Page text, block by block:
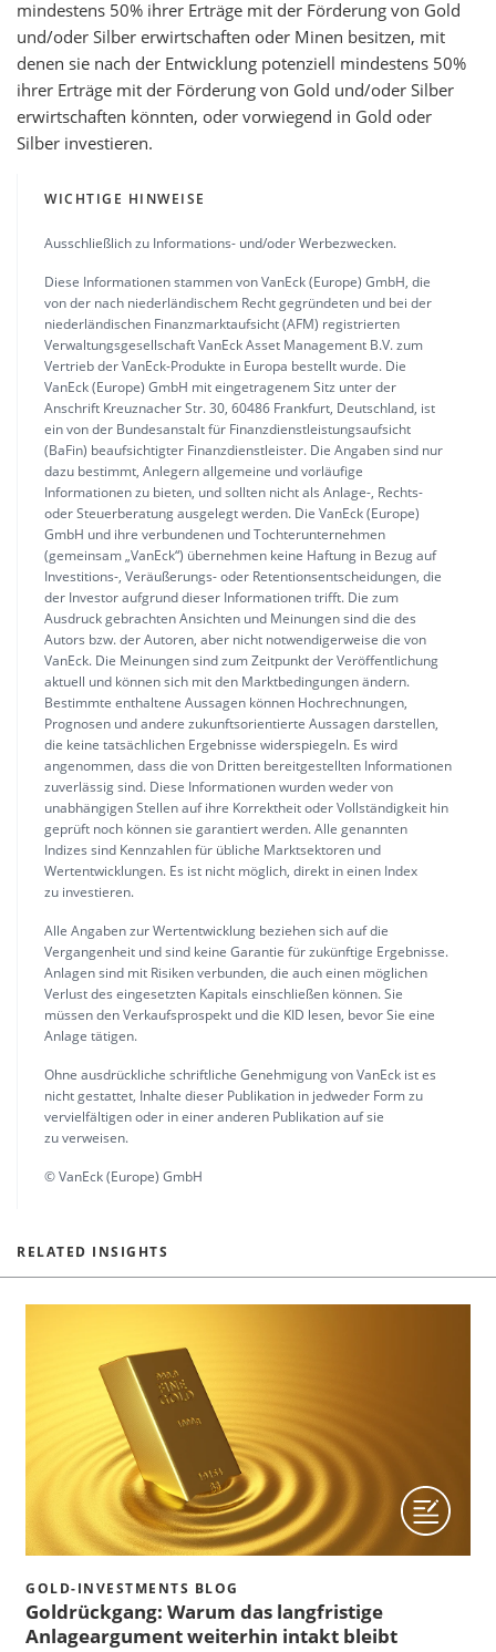
mindestens 50% ihrer Erträge mit der Förderung von Gold
und/oder Silber erwirtschaften oder Minen besitzen, mit
denen sie nach der Entwicklung potenziell mindestens 50%
ihrer Erträge mit der Förderung von Gold und/oder Silber
erwirtschaften könnten, oder vorwiegend in Gold oder
Silber investieren.
WICHTIGE HINWEISE
Ausschließlich zu Informations- und/oder Werbezwecken.
Diese Informationen stammen von VanEck (Europe) GmbH, die
von der nach niederländischem Recht gegründeten und bei der
niederländischen Finanzmarktaufsicht (AFM) registrierten
Verwaltungsgesellschaft VanEck Asset Management B.V. zum
Vertrieb der VanEck-Produkte in Europa bestellt wurde. Die
VanEck (Europe) GmbH mit eingetragenem Sitz unter der
Anschrift Kreuznacher Str. 30, 60486 Frankfurt, Deutschland, ist
ein von der Bundesanstalt für Finanzdienstleistungsaufsicht
(BaFin) beaufsichtigter Finanzdienstleister. Die Angaben sind nur
dazu bestimmt, Anlegern allgemeine und vorläufige
Informationen zu bieten, und sollten nicht als Anlage-, Rechts-
oder Steuerberatung ausgelegt werden. Die VanEck (Europe)
GmbH und ihre verbundenen und Tochterunternehmen
(gemeinsam „VanEck“) übernehmen keine Haftung in Bezug auf
Investitions-, Veräußerungs- oder Retentionsentscheidungen, die
der Investor aufgrund dieser Informationen trifft. Die zum
Ausdruck gebrachten Ansichten und Meinungen sind die des
Autors bzw. der Autoren, aber nicht notwendigerweise die von
VanEck. Die Meinungen sind zum Zeitpunkt der Veröffentlichung
aktuell und können sich mit den Marktbedingungen ändern.
Bestimmte enthaltene Aussagen können Hochrechnungen,
Prognosen und andere zukunftsorientierte Aussagen darstellen,
die keine tatsächlichen Ergebnisse widerspiegeln. Es wird
angenommen, dass die von Dritten bereitgestellten Informationen
zuverlässig sind. Diese Informationen wurden weder von
unabhängigen Stellen auf ihre Korrektheit oder Vollständigkeit hin
geprüft noch können sie garantiert werden. Alle genannten
Indizes sind Kennzahlen für übliche Marktsektoren und
Wertentwicklungen. Es ist nicht möglich, direkt in einen Index
zu investieren.
Alle Angaben zur Wertentwicklung beziehen sich auf die
Vergangenheit und sind keine Garantie für zukünftige Ergebnisse.
Anlagen sind mit Risiken verbunden, die auch einen möglichen
Verlust des eingesetzten Kapitals einschließen können. Sie
müssen den Verkaufsprospekt und die KID lesen, bevor Sie eine
Anlage tätigen.
Ohne ausdrückliche schriftliche Genehmigung von VanEck ist es
nicht gestattet, Inhalte dieser Publikation in jedweder Form zu
vervielfältigen oder in einer anderen Publikation auf sie
zu verweisen.
© VanEck (Europe) GmbH
RELATED INSIGHTS
GOLD-INVESTMENTS BLOG
Goldrückgang: Warum das langfristige
Anlageargument weiterhin intakt bleibt